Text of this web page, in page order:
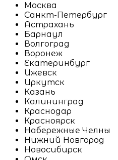
Москва
Санкт-Петербург
Астрахань
Барнаул
Волгоград
Воронеж
Екатеринбург
Ижевск
Иркутск
Казань
Калининград
Краснодар
Красноярск
Набережные Челны
Нижний Новгород
Новосибирск